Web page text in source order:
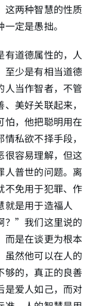
这两种智慧的性质
定是愚拙。
有道德属性的，人
至少是有相当道德
人当作智者，不管
美好关联起来，
怕，他把聪明用在
私欲不择手段，
很容易理解，但这
人普世的问题。离
不免用于犯罪、作
是用于造福人
？”我们这里说的
而是在谈更为根本
虽然他可以在人的
够的，真正的良善
是爱人如己，而对